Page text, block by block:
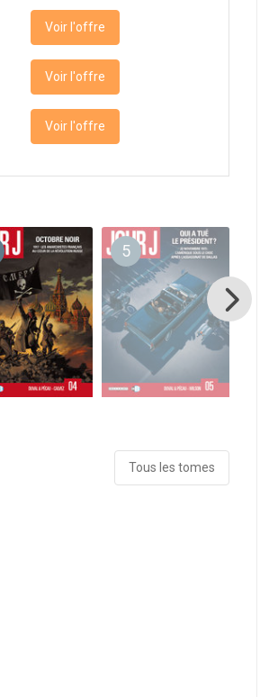
Voir l'offre
Voir l'offre
Voir l'offre
5
Tous les tomes